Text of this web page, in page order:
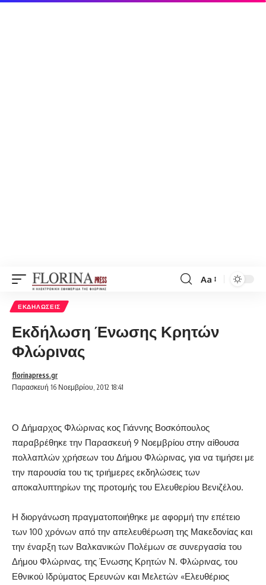
Font
Aa
ΕΚΔΗΛΏΣΕΙΣ
Εκδήλωση Ένωσης Κρητών
Φλώρινας
Παρασκευή 16 Νοεμβρίου, 2012 18:41
florinapress.gr
Ο Δήμαρχος Φλώρινας κος Γιάννης Βοσκόπουλος
παραβρέθηκε την Παρασκευή 9 Νοεμβρίου στην αίθουσα
πολλαπλών χρήσεων του Δήμου Φλώρινας, για να τιμήσει με
την παρουσία του τις τριήμερες εκδηλώσεις των
αποκαλυπτηρίων της προτομής του Ελευθερίου Βενιζέλου.
Η διοργάνωση πραγματοποιήθηκε με αφορμή την επέτειο
των 100 χρόνων από την απελευθέρωση της Μακεδονίας και
την έναρξη των Βαλκανικών Πολέμων σε συνεργασία του
Δήμου Φλώρινας, της Ένωσης Κρητών Ν. Φλώρινας, του
Εθνικού Ιδρύματος Ερευνών και Μελετών «Ελευθέριος